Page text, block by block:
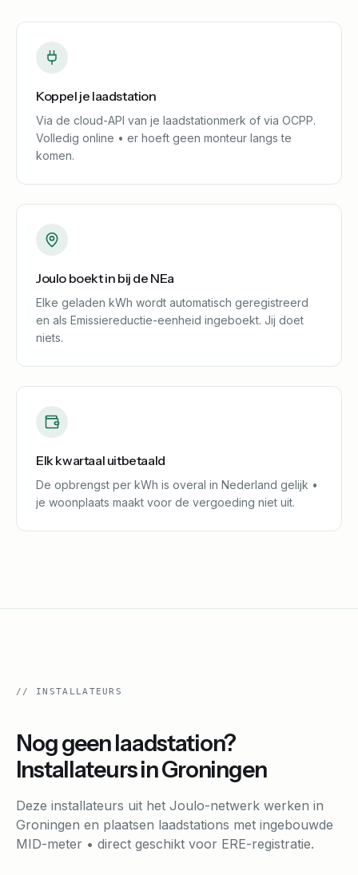
Koppel je laadstation
Via de cloud-API van je laadstationmerk of via OCPP.
Volledig online • er hoeft geen monteur langs te
komen.
Joulo boekt in bij de NEa
Elke geladen kWh wordt automatisch geregistreerd
en als Emissiereductie-eenheid ingeboekt. Jij doet
niets.
Elk kwartaal uitbetaald
De opbrengst per kWh is overal in Nederland gelijk •
je woonplaats maakt voor de vergoeding niet uit.
// INSTALLATEURS
Nog geen laadstation?
Installateurs inGroningen
Deze installateurs uit het Joulo-netwerk werken in
Groningen en plaatsen laadstations met ingebouwde
MID-meter • direct geschikt voor ERE-registratie.